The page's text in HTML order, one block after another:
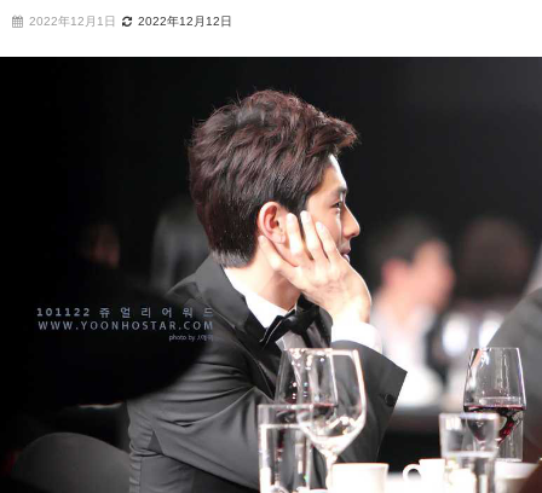
2022年12月1日 2022年12月12日